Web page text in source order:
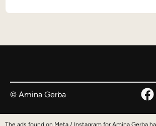
© Amina Gerba
The ads found on Meta / Instagram for Amina Gerba